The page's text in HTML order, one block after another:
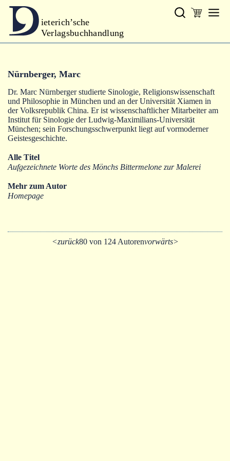
ieterich’sche
Verlagsbuchhandlung
Gesamtprogramm
Autoren
Nürnberger, Marc
Dr. Marc Nürnberger studierte Sinologie, Religionswissenschaft
und Philosophie in München und an der Universität Xiamen in
der Volksrepublik China. Er ist wissenschaftlicher Mitarbeiter am
Institut für Sinologie der Ludwig-Maximilians-Universität
München; sein Forschungsschwerpunkt liegt auf vormoderner
Geistesgeschichte.
Alle Titel
Aufgezeichnete Worte des Mönchs Bittermelone zur Malerei
Mehr zum Autor
Homepage
<zurück80 von 124 Autorenvorwärts>